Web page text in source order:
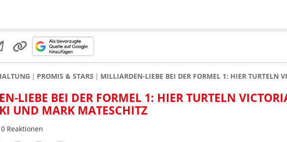
PROMIS & STARS MILLIARDEN-LIEBE BEI DER FORMEL 1: HIER TURTELN
LIEBE BEI DER FORMEL 1: HIER TURTELN
UND MARK MATESCHITZ
0 Reaktionen